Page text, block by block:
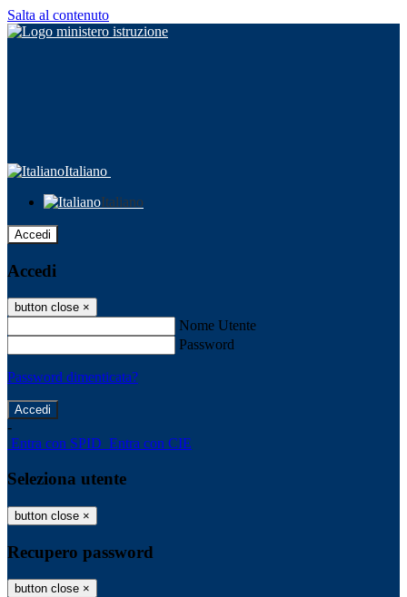
Salta al contenuto
Italiano
Italiano
Accedi
Accedi
button close ×
Nome Utente
Password
Password dimenticata?
-
Entra con SPID Entra con CIE
Seleziona utente
button close ×
Recupero password
button close ×